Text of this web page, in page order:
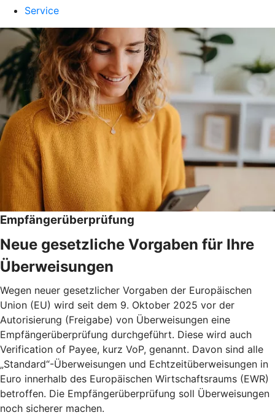
Service
Empfängerüberprüfung
Neue gesetzliche Vorgaben für Ihre
Überweisungen
Wegen neuer gesetzlicher Vorgaben der Europäischen
Union (EU) wird seit dem 9. Oktober 2025 vor der
Autorisierung (Freigabe) von Überweisungen eine
Empfängerüberprüfung durchgeführt. Diese wird auch
Verification of Payee, kurz VoP, genannt. Davon sind alle
„Standard“-Überweisungen und Echtzeitüberweisungen in
Euro innerhalb des Europäischen Wirtschaftsraums (EWR)
betroffen. Die Empfängerüberprüfung soll Überweisungen
noch sicherer machen.